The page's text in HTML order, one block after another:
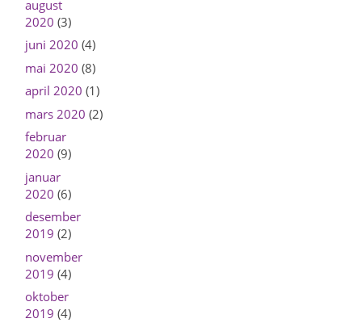
august
2020 (3)
juni 2020 (4)
mai 2020 (8)
april 2020 (1)
mars 2020 (2)
februar
2020 (9)
januar
2020 (6)
desember
2019 (2)
november
2019 (4)
oktober
2019 (4)